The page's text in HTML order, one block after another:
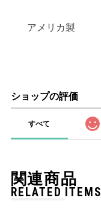
アメリカ製
ショップの評価
すべて
関連商品
RELATED ITEMS